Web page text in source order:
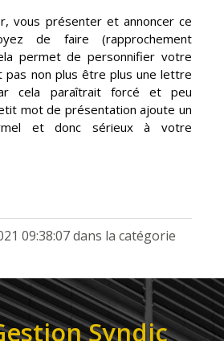
vous présenter et annoncer ce
de faire (rapprochement
permet de personnifier votre
pas non plus être plus une lettre
cela paraîtrait forcé et peu
mot de présentation ajoute un
et donc sérieux à votre
09:38:07 dans la catégorie
Syndic